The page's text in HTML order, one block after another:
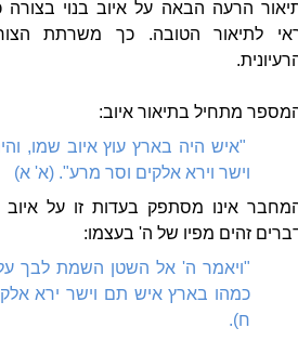
הרעה הבאה על איוב בנוי בצורה
לתיאור הטובה. כך משרתת
מתחיל בתיאור איוב:
"איש היה בארץ עוץ איוב שמו,
וישר וירא אלקים וסר מרע". (א' א)
אינו מסתפק בעדות זו על איוב
זהים מפיו של ה' בעצמו:
"ויאמר ה' אל השטן השמת לבך על
כמהו בארץ איש תם וישר ירא
ח).